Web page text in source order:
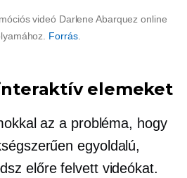
videó Darlene Abarquez online
Forrás.
elemeket
az a probléma, hogy
egyoldalú,
előre felvettvideókat.